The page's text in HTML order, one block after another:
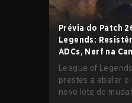
Prévia do Patch
Legends:
ADCs, Nerf na
League of
prestes a abalar o
novo lote de